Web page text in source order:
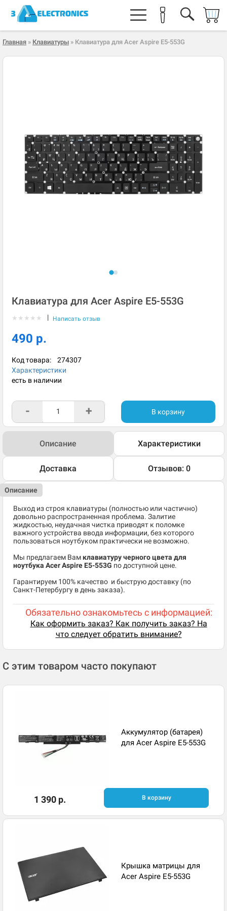
Главная » Клавиатуры » Клавиатура для Acer Aspire E5-553G
Клавиатура для Acer Aspire E5-553G
★ ★ ★ ★ ★ | Написать отзыв
490 р.
Код товара: 274307
Характеристики
есть в наличии
- + В корзину
Описание Характеристики
Доставка Отзывов: 0
Описание
Выход из строя клавиатуры (полностью или частично)
довольно распространенная проблема. Залитие
жидкостью, неудачная чистка приводят к поломке
важного устройства ввода информации, без которого
пользоваться ноутбуком практически не возможно.
Мы предлагаем Вам клавиатуру черного цвета для
ноутбука Acer Aspire E5-553G по доступной цене.
​Гарантируем 100% качество и быструю доставку (по
Санкт-Петербургу в день заказа).
Обязательно ознакомьтесь с информацией:
Как оформить заказ? Как получить заказ? На
что следует обратить внимание?
С этим товаром часто покупают
Аккумулятор (батарея)
для Acer Aspire E5-553G
1 390 р. В корзину
Крышка матрицы для
Acer Aspire E5-553G